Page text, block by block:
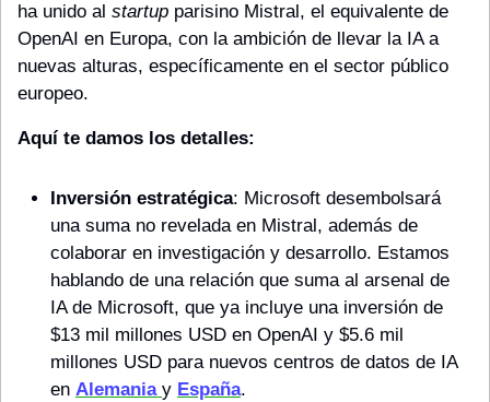
ha unido al startup parisino Mistral, el equivalente de
OpenAI en Europa, con la ambición de llevar la IA a
nuevas alturas, específicamente en el sector público
europeo.
Aquí te damos los detalles:
Inversión estratégica: Microsoft desembolsará
una suma no revelada en Mistral, además de
colaborar en investigación y desarrollo. Estamos
hablando de una relación que suma al arsenal de
IA de Microsoft, que ya incluye una inversión de
$13 mil millones USD en OpenAI y $5.6 mil
millones USD para nuevos centros de datos de IA
en Alemania y España.